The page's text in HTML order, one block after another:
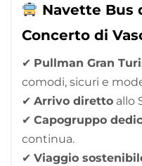
Navette Bus
Concerto di
✔ Pullman Gran
comodi, sicuri e
✔ Arrivo diretto allo
✔ Capogruppo
continua.
✔ Viaggio